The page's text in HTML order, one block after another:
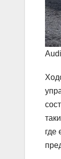
где